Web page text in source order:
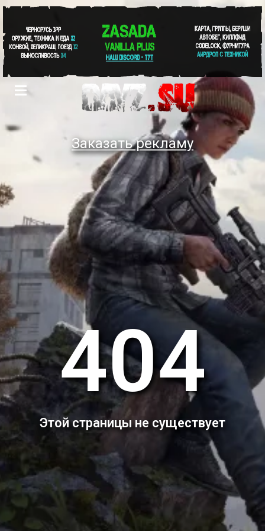
Заказать рекламу
404
Этой страницы не существует